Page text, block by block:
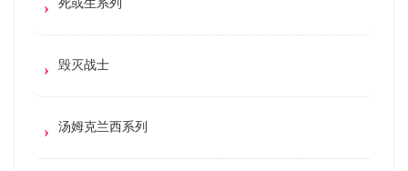
毁灭战士
汤姆克兰西系列